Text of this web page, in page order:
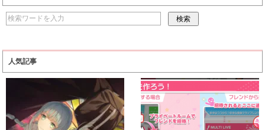
人気記事